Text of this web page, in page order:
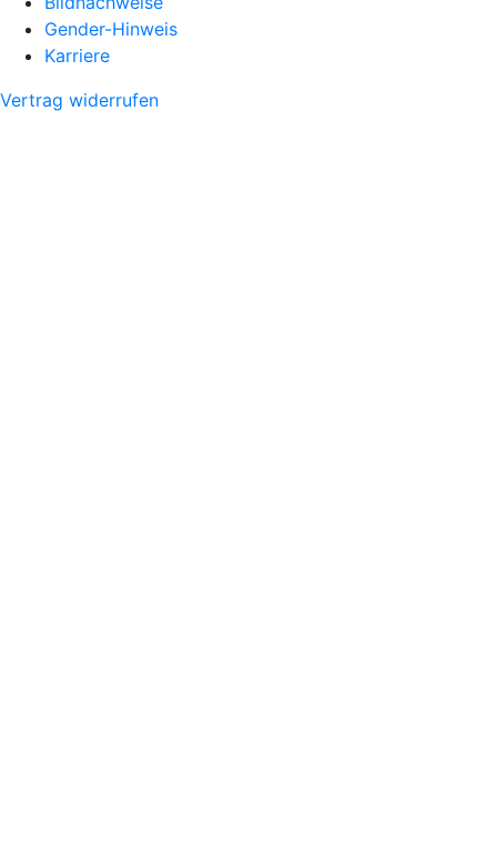
Gender-Hinweis
Karriere
Vertrag widerrufen